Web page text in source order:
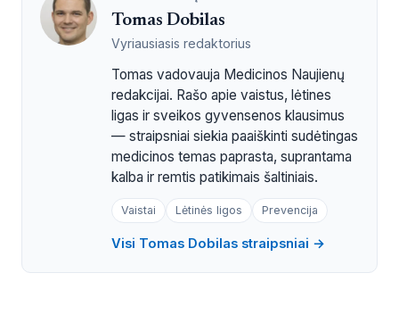
Tomas Dobilas
Vyriausiasis redaktorius
Tomas vadovauja Medicinos Naujienų
redakcijai. Rašo apie vaistus, lėtines
ligas ir sveikos gyvensenos klausimus
— straipsniai siekia paaiškinti sudėtingas
medicinos temas paprasta, suprantama
kalba ir remtis patikimais šaltiniais.
Vaistai Lėtinės ligos Prevencija
Visi Tomas Dobilas straipsniai →